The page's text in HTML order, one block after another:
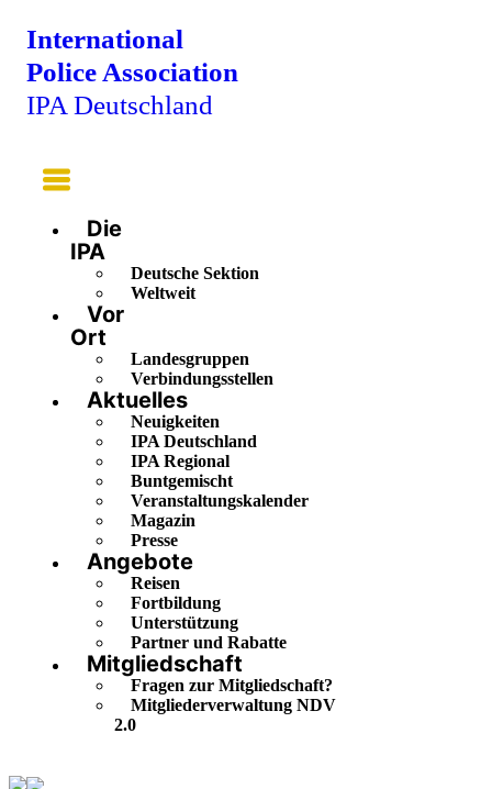
International
Police Association
IPA Deutschland
Main
Menu
Die
IPA
Deutsche Sektion
Weltweit
Vor
Ort
Landesgruppen
Verbindungsstellen
Aktuelles
Neuigkeiten
IPA Deutschland
IPA Regional
Buntgemischt
Veranstaltungskalender
Magazin
Presse
Angebote
Reisen
Fortbildung
Unterstützung
Partner und Rabatte
Mitgliedschaft
Fragen zur Mitgliedschaft?
Mitgliederverwaltung NDV
2.0